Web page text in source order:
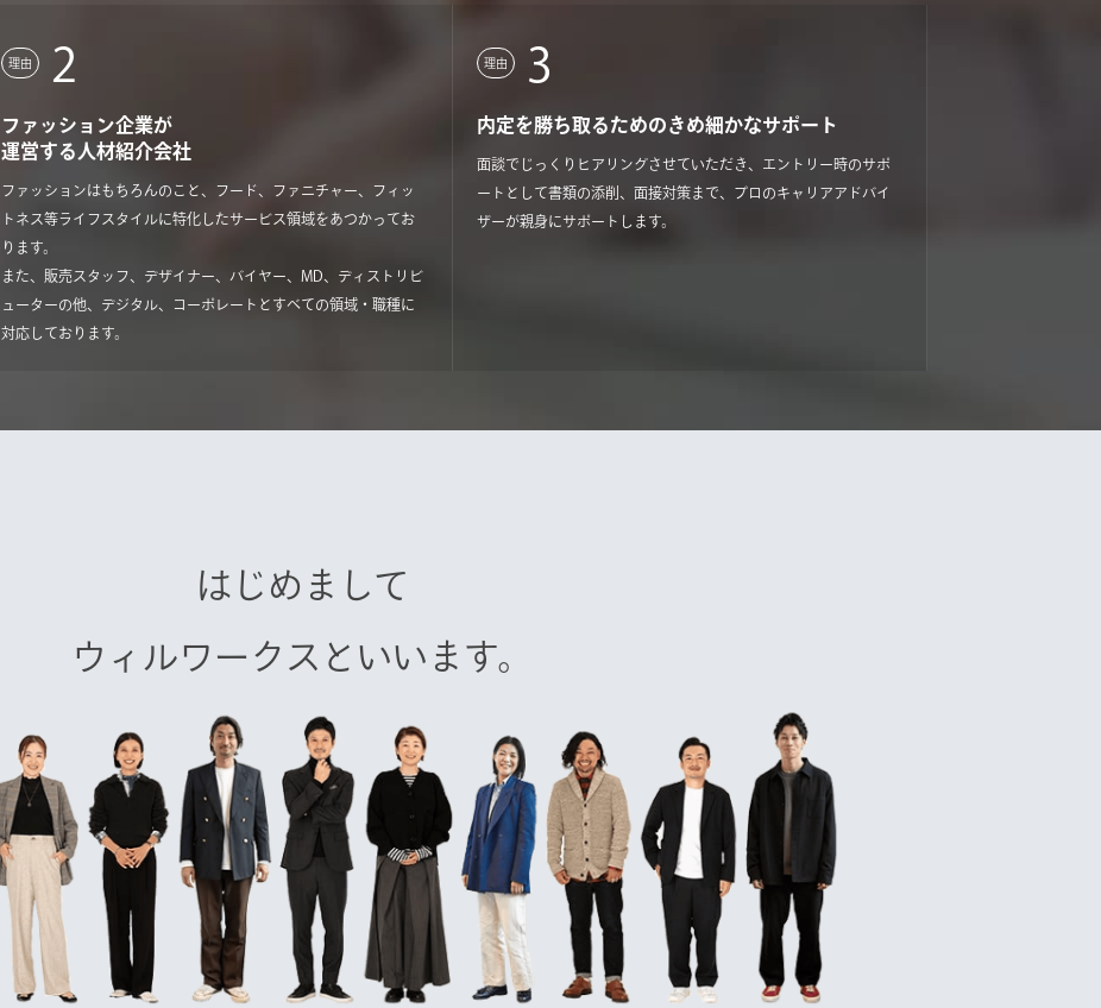
理由 2
ファッション企業が
運営する人材紹介会社
ファッションはもちろんのこと、フード、ファニチャー、フィッ
トネス等ライフスタイルに特化したサービス領域をあつかってお
ります。
また、販売スタッフ、デザイナー、バイヤー、MD、ディストリビ
ューターの他、デジタル、コーポレートとすべての領域・職種に
対応しております。
理由 3
内定を勝ち取るためのきめ細かなサポート
面談でじっくりヒアリングさせていただき、エントリー時のサポ
ートとして書類の添削、面接対策まで、プロのキャリアアドバイ
ザーが親身にサポートします。
はじめまして
ウィルワークスといいます。